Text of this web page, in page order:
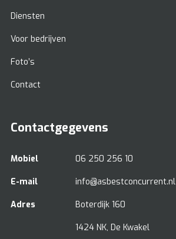
Diensten
Voor bedrijven
Foto’s
Contact
Contactgegevens
Mobiel 06 250 256 10
E-mail info@asbestconcurrent.nl
Adres Boterdijk 160
1424 NK, De Kwakel